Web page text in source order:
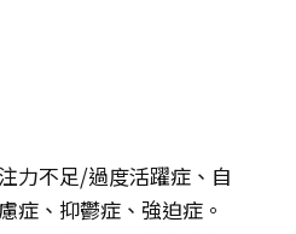
力不足/過度活躍症、自
症、抑鬱症、強迫症。